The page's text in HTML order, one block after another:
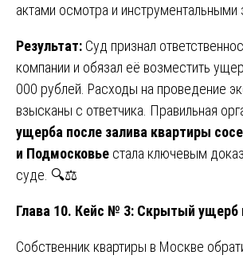
актами осмотра и инструментальными
Результат: Суд признал
компании и обязал её возместить
000 рублей. Расходы на проведение
взысканы с ответчика. Правильная
ущерба после залива квартиры
и Подмосковье стала ключевым
суде. 🔍⚖️
Глава 10. Кейс № 3: Скрытый ущерб
Собственник квартиры в Москве